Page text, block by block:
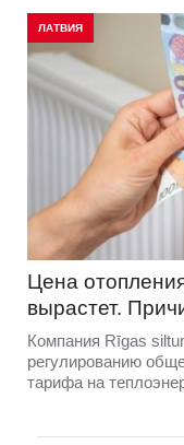
ЛАТВИЯ
Цена
вырастет.
Компания Rīgas
регулированию
тарифа на